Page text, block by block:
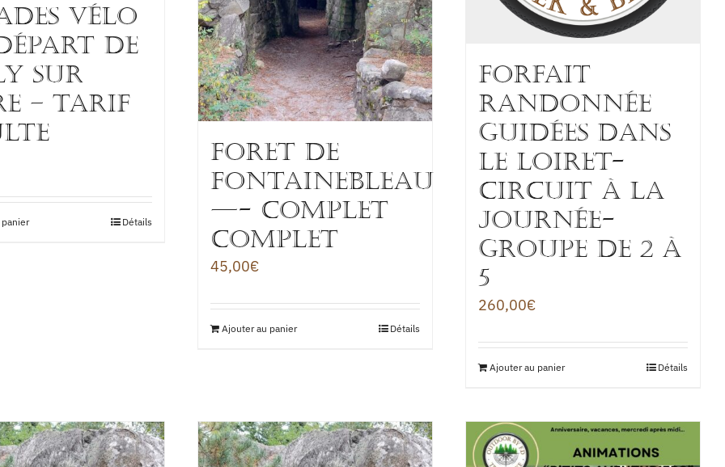
VÉLO
de
sur
– TARIF
Détails
FORET DE
fontainebleau
—- COMPLET
COMPLET
45,00€
Ajouter au panier Détails
FORFAIT
RANDONNÉE
GUIDÉES DANS
LE LOIRET-
CIRCUIT à la
journée-
Groupe de 2 à
5
260,00€
Ajouter au panier Détails